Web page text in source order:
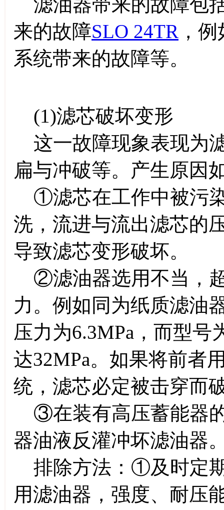
来的故障SLO 24TR ，
系统带来的故障等。
(1)滤芯破坏变形
这一故障现象表现为
扁与冲破等。产生原因
①滤芯在工作中被污
洗，流进与流出滤芯的
导致滤芯变形破坏。
②滤油器选用不当，
力。例如同为纸质滤油
压力为6.3MPa，而型号
达32MPa。如果将前者
统，滤芯必定被击穿而
③在装有高压蓄能器
器油液反灌冲坏滤油器
排除方法：①及时定
用滤油器，强度、耐压